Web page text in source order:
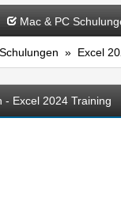
Mac & PC
» Excel
Excel 2024 Training